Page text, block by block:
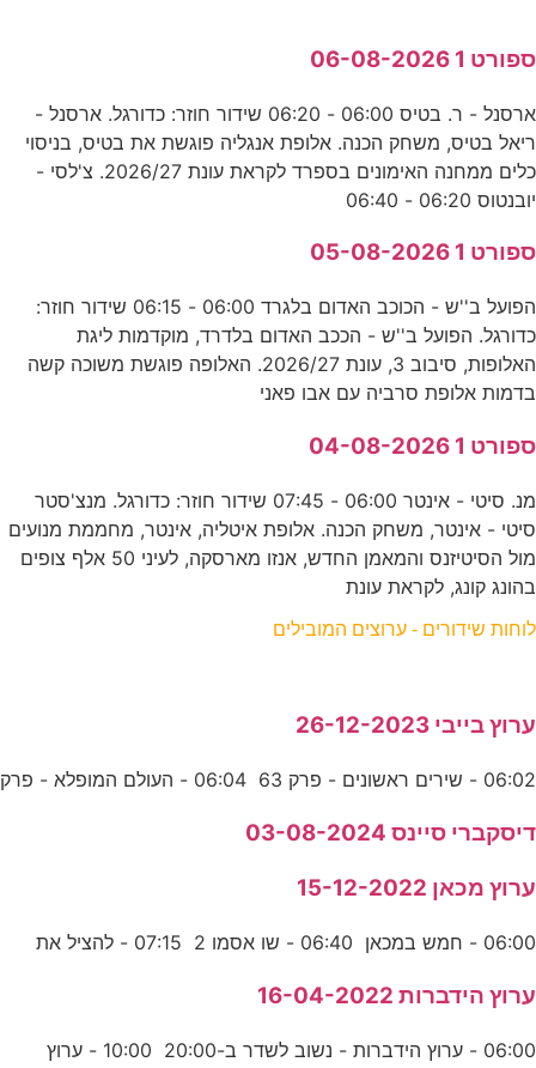
ספורט 1 06-08-2026
ארסנל - ר. בטיס 06:00 - 06:20 שידור חוזר: כדורגל. ארסנל -
ריאל בטיס, משחק הכנה. אלופת אנגליה פוגשת את בטיס, בניסוי
כלים ממחנה האימונים בספרד לקראת עונת 2026/27. צ'לסי -
יובנטוס 06:20 - 06:40
ספורט 1 05-08-2026
הפועל ב''ש - הכוכב האדום בלגרד 06:00 - 06:15 שידור חוזר:
כדורגל. הפועל ב''ש - הככב האדום בלדרד, מוקדמות ליגת
האלופות, סיבוב 3, עונת 2026/27. האלופה פוגשת משוכה קשה
בדמות אלופת סרביה עם אבו פאני
ספורט 1 04-08-2026
מנ. סיטי - אינטר 06:00 - 07:45 שידור חוזר: כדורגל. מנצ'סטר
סיטי - אינטר, משחק הכנה. אלופת איטליה, אינטר, מחממת מנועים
מול הסיטיזנס והמאמן החדש, אנזו מארסקה, לעיני 50 אלף צופים
בהונג קונג, לקראת עונת
לוחות שידורים - ערוצים המובילים
ערוץ בייבי 26-12-2023
06:02 - שירים ראשונים - פרק 63 06:04 - העולם המופלא - פרק
דיסקברי סיינס 03-08-2024
ערוץ מכאן 15-12-2022
06:00 - חמש במכאן 06:40 - שו אסמו 2 07:15 - להציל את
ערוץ הידברות 16-04-2022
06:00 - ערוץ הידברות - נשוב לשדר ב-20:00 10:00 - ערוץ